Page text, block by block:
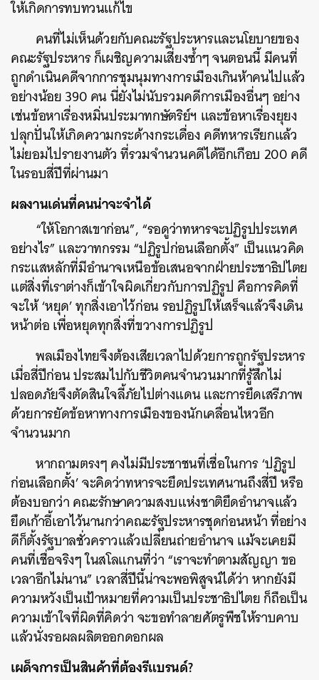
ให้เกิดการทบทวนแก้ไข
คนที่ไม่เห็นด้วยกับคณะรัฐประหารและนโยบายของ
คณะรัฐประหาร ก็เผชิญความเสี่ยงซ้ำๆ จนตอนนี้ มีคนที่
ถูกดำเนินคดีจากการชุมนุมทางการเมืองเกินห้าคนไปแล้ว
อย่างน้อย 390 คน นี่ยังไม่นับรวมคดีการเมืองอื่นๆ อย่าง
เช่นข้อหาเรื่องหมิ่นประมาทกษัตริย์ฯ และข้อหาเรื่องยุยง
ปลุกปั่นให้เกิดความกระด้างกระเดื่อง คดีทหารเรียกแล้ว
ไม่ยอมไปรายงานตัว ที่รวมจำนวนคดีได้อีกเกือบ 200 คดี
ในรอบสี่ปีที่ผ่านมา
ผลงานเด่นที่คนน่าจะจำได้
“ให้โอกาสเขาก่อน”, “รอดูว่าทหารจะปฏิรูปประเทศ
อย่างไร” และวาทกรรม “ปฏิรูปก่อนเลือกตั้ง” เป็นแนวคิด
กระแสหลักที่มีอำนาจเหนือข้อเสนอจากฝ่ายประชาธิปไตย
แต่สิ่งที่เราต่างก็เข้าใจผิดเกี่ยวกับการปฏิรูป คือการคิดที่
จะให้ ‘หยุด’ ทุกสิ่งเอาไว้ก่อน รอปฏิรูปให้เสร็จแล้วจึงเดิน
หน้าต่อ เพื่อหยุดทุกสิ่งที่ขวางการปฏิรูป
พลเมืองไทยจึงต้องเสียเวลาไปด้วยการถูกรัฐประหาร
เมื่อสี่ปีก่อน ประสมไปกับชีวิตคนจำนวนมากที่รู้สึกไม่
ปลอดภัยจึงตัดสินใจลี้ภัยไปต่างแดน และการยึดเสรีภาพ
ด้วยการยัดข้อหาทางการเมืองของนักเคลื่อนไหวอีก
จำนวนมาก
หากถามตรงๆ คงไม่มีประชาชนที่เชื่อในการ ‘ปฏิรูป
ก่อนเลือกตั้ง’ จะคิดว่าทหารจะยึดประเทศนานถึงสี่ปี หรือ
ต้องบอกว่า คณะรักษาความสงบแห่งชาติยึดอำนาจแล้ว
ยึดเก้าอี้เอาไว้นานกว่าคณะรัฐประหารชุดก่อนหน้า ที่อย่าง
ดีก็ตั้งรัฐบาลชั่วคราวแล้วเปลี่ยนถ่ายอำนาจ แม้จะเคยมี
คนที่เชื่อจริงๆ ในสโลแกนที่ว่า “เราจะทำตามสัญญา ขอ
เวลาอีกไม่นาน” เวลาสี่ปีนี้น่าจะพอพิสูจน์ได้ว่า หากยังมี
ความหวังเป็นเป้าหมายที่ความเป็นประชาธิปไตย ก็ถือเป็น
ความเข้าใจที่ผิดที่คิดว่า จะขอทำลายศัตรูพืชให้ราบคาบ
แล้วนั่งรอผลผลิตออกดอกผล
เผด็จการเป็นสินค้าที่ต้องรีแบรนด์?
ค้นหา
SHARE TWEET LINE EMAIL